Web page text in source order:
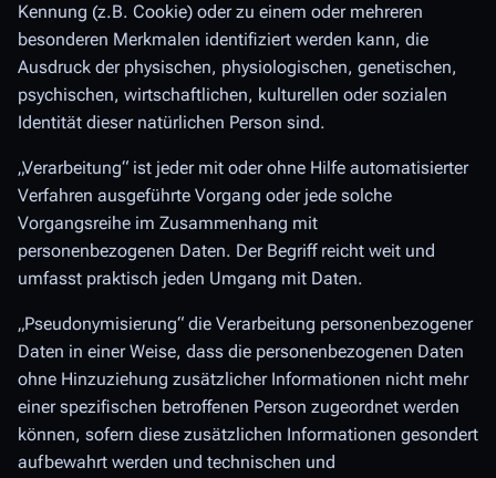
Kennung (z.B. Cookie) oder zu einem oder mehreren
besonderen Merkmalen identifiziert werden kann, die
Ausdruck der physischen, physiologischen, genetischen,
psychischen, wirtschaftlichen, kulturellen oder sozialen
Identität dieser natürlichen Person sind.
„Verarbeitung“ ist jeder mit oder ohne Hilfe automatisierter
Verfahren ausgeführte Vorgang oder jede solche
Vorgangsreihe im Zusammenhang mit
personenbezogenen Daten. Der Begriff reicht weit und
umfasst praktisch jeden Umgang mit Daten.
„Pseudonymisierung“ die Verarbeitung personenbezogener
Daten in einer Weise, dass die personenbezogenen Daten
ohne Hinzuziehung zusätzlicher Informationen nicht mehr
einer spezifischen betroffenen Person zugeordnet werden
können, sofern diese zusätzlichen Informationen gesondert
aufbewahrt werden und technischen und